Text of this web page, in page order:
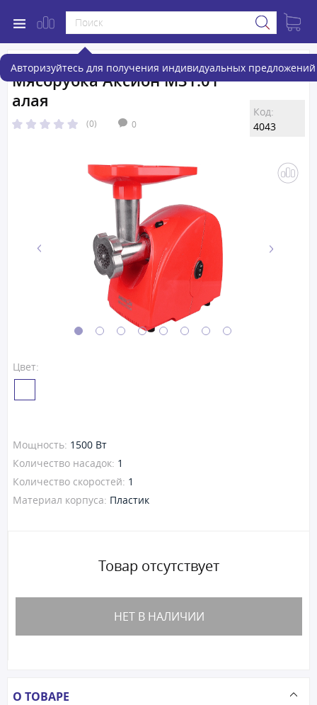
Авторизуйтесь для получения индивидуальных предложений
Мясорубка Аксион M31.01
алая
(0) 0
Код:
4043
Цвет:
Мощность: 1500 Вт
Количество насадок: 1
Количество скоростей: 1
Материал корпуса: Пластик
Товар отсутствует
НЕТ В НАЛИЧИИ
О ТОВАРЕ